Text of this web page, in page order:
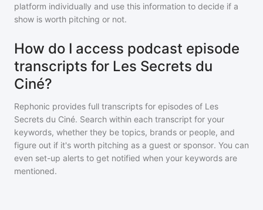
platform individually and use this information to decide if a
show is worth pitching or not.
How do I access podcast episode
transcripts for Les Secrets du
Ciné?
Rephonic provides full transcripts for episodes of Les
Secrets du Ciné. Search within each transcript for your
keywords, whether they be topics, brands or people, and
figure out if it's worth pitching as a guest or sponsor. You can
even set-up alerts to get notified when your keywords are
mentioned.